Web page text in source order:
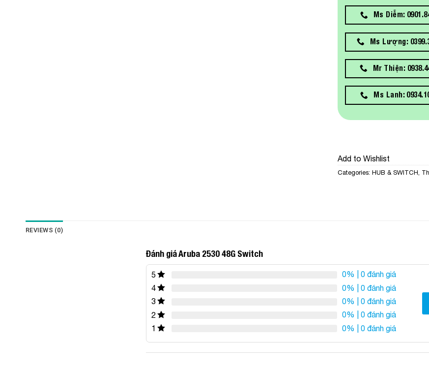
Ms Diễm:
Ms Lượng:
Mr Thiện:
Ms Lanh:
Add to Wishlist
Categories: HUB & SWITCH
REVIEWS (0)
Đánh giá Aruba 2530 48G Switch
5 0% | 0 đánh giá
4
0% | 0 đánh giá
3
0% | 0 đánh giá
2
0% | 0 đánh giá
1
0% | 0 đánh giá